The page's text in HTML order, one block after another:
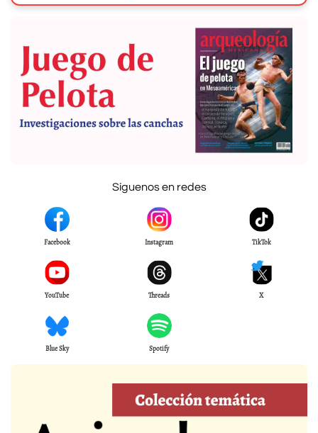
Síguenos en redes
Facebook Instagram TikTok
YouTube Threads X
Blue Sky Spotify